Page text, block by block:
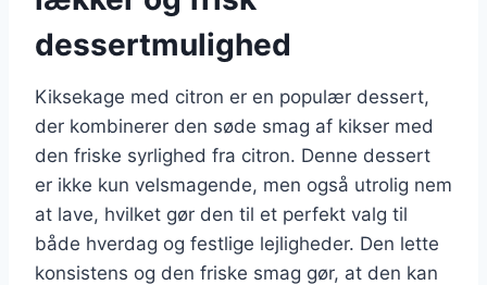
dessertmulighed
Kiksekage med citron er en populær dessert,
der kombinerer den søde smag af kikser med
den friske syrlighed fra citron. Denne dessert
er ikke kun velsmagende, men også utrolig nem
at lave, hvilket gør den til et perfekt valg til
både hverdag og festlige lejligheder. Den lette
konsistens og den friske smag gør, at den kan